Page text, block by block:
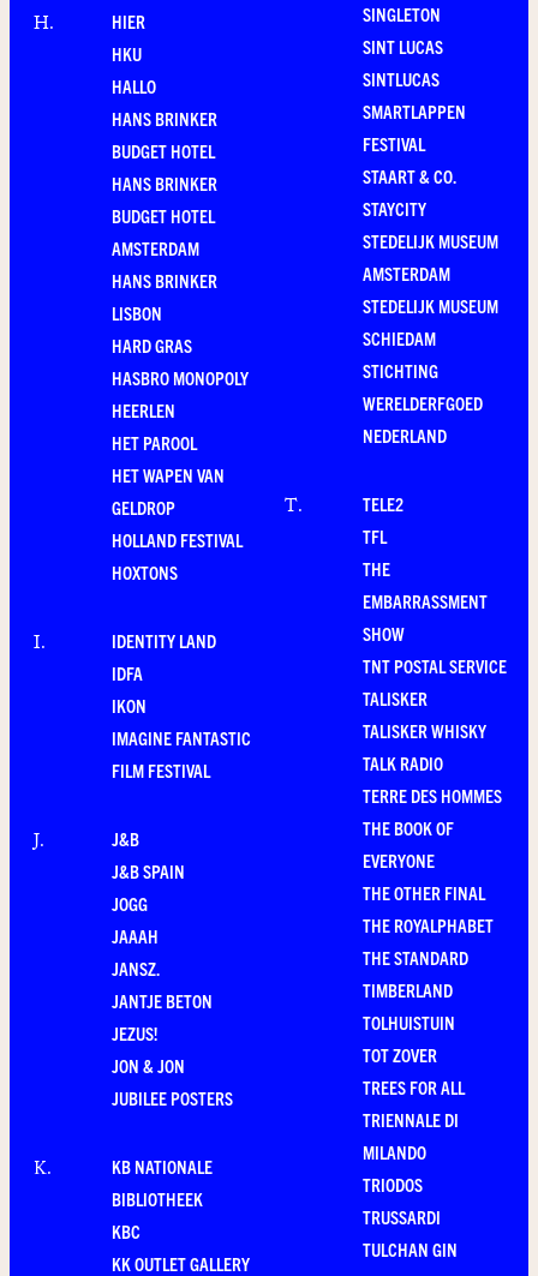
H.
HIER
HKU
HALLO
HANS BRINKER
BUDGET HOTEL
HANS BRINKER
BUDGET HOTEL
AMSTERDAM
HANS BRINKER
LISBON
HARD GRAS
HASBRO MONOPOLY
HEERLEN
HET PAROOL
HET WAPEN VAN
GELDROP
HOLLAND FESTIVAL
HOXTONS
I.
IDENTITY LAND
IDFA
IKON
IMAGINE FANTASTIC
FILM FESTIVAL
J.
J&B
J&B SPAIN
JOGG
JAAAH
JANSZ.
JANTJE BETON
JEZUS!
JON & JON
JUBILEE POSTERS
K.
KB NATIONALE
BIBLIOTHEEK
KBC
KK OUTLET GALLERY
SINGLETON
SINT LUCAS
SINTLUCAS
SMARTLAPPEN
FESTIVAL
STAART & CO.
STAYCITY
STEDELIJK MUSEUM
AMSTERDAM
STEDELIJK MUSEUM
SCHIEDAM
STICHTING
WERELDERFGOED
NEDERLAND
T.
TELE2
TFL
THE
EMBARRASSMENT
SHOW
TNT POSTAL SERVICE
TALISKER
TALISKER WHISKY
TALK RADIO
TERRE DES HOMMES
THE BOOK OF
EVERYONE
THE OTHER FINAL
THE ROYALPHABET
THE STANDARD
TIMBERLAND
TOLHUISTUIN
TOT ZOVER
TREES FOR ALL
TRIENNALE DI
MILANDO
TRIODOS
TRUSSARDI
TULCHAN GIN